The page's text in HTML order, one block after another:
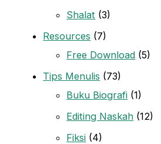
Shalat (3)
Resources (7)
Free Download (5)
Tips Menulis (73)
Buku Biografi (1)
Editing Naskah (12)
Fiksi (4)